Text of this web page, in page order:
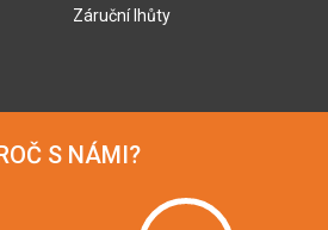
Záruční lhůty
S NÁMI?